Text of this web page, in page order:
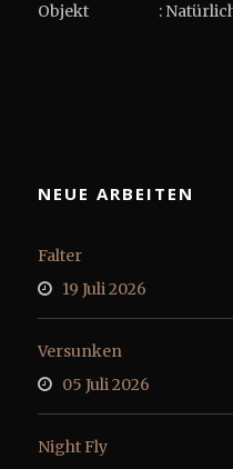
Objekt :
NEUE ARBEITEN
Falter
19 Juli 2026
Versunken
05 Juli 2026
Night Fly